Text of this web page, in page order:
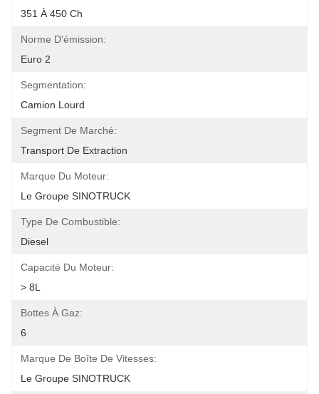
351 À 450 Ch
Norme D'émission:
Euro 2
Segmentation:
Camion Lourd
Segment De Marché:
Transport De Extraction
Marque Du Moteur:
Le Groupe SINOTRUCK
Type De Combustible:
Diesel
Capacité Du Moteur:
> 8L
Bottes À Gaz:
6
Marque De Boîte De Vitesses:
Le Groupe SINOTRUCK